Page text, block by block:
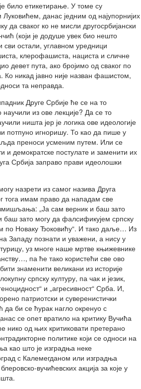
било етикетирање. У томе су
данас једним од најупорнијих
да сваког ко не мисли другосрбијански
(који је додуше увек био нешто
остали, углавном уредници
клерофашиста, нациста и сличне
девет пута, ако бројимо од сваког по
никад јавно није назван фашистом,
та неправда.
Друге Србије ће се на то
из ове лекције? Да се то
ништа јер је логика ове идеологије
потпуно игноришу. То као да пише у
преноси усменим путем. Или се
и демократске постулате и заменити их
Србија заправо прави идеолошки
назрети из самог назива Друга
тога имам право да нападам све
„Ја сам верник и баш зато
зато могу да фалсификујем српску
по Новаку Ђоковићу“. И тако даље… Из
Западу познати и уважени, а нису у
уз многе наше мртве књижевнике
па ће тако користећи све ово
знаменити великани из историје
српску културу, па чак и језик,
и „агресивност“ Срба. И,
патриотски и суверенистички
би се ћурак нагло окренуо с
се опет вратило на критику Вучића
нико од њих критиковати претерано
политике који се односи на
као што је изградња неке
с Калемегданом или изградња
вучићевских акција за које у